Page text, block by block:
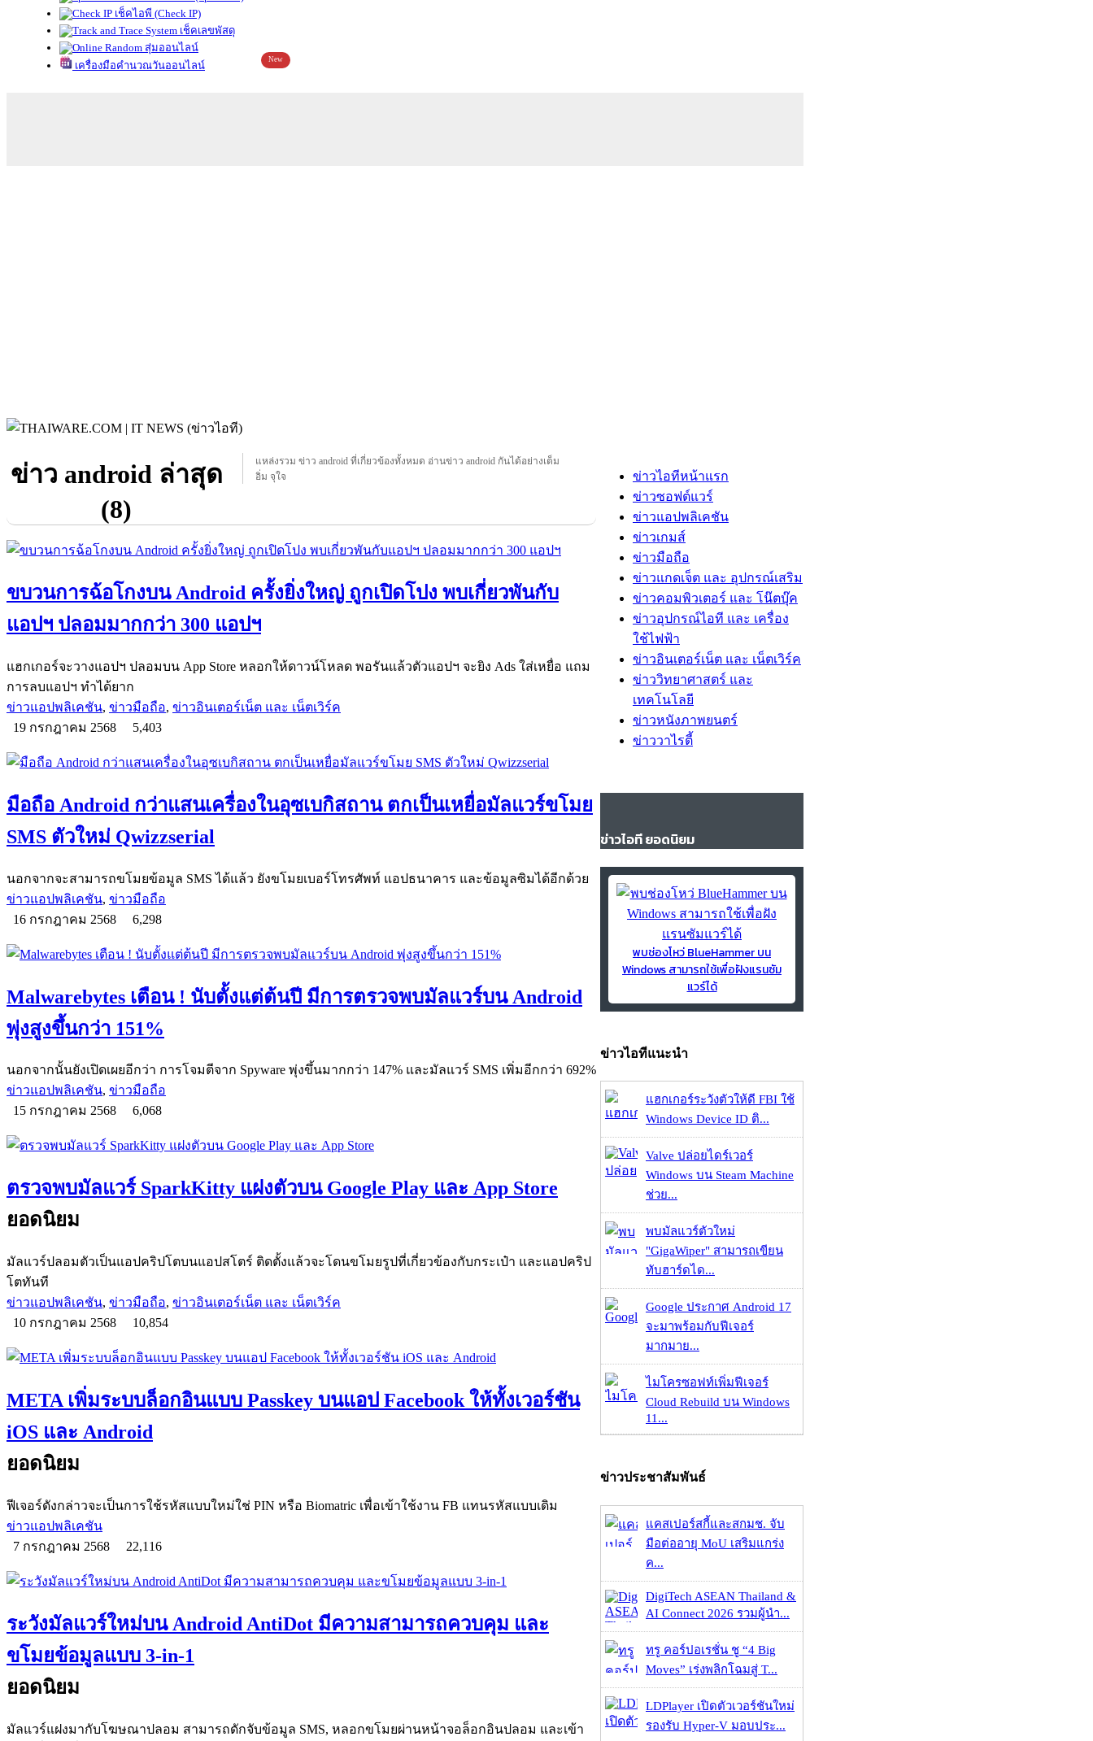
เช็คไอพี (Check IP)
เช็คเลขพัสดุ
สุ่มออนไลน์
เครื่องมือคำนวณวันออนไลน์
New
ข่าว android ล่าสุด
(8)
แหล่งรวม ข่าว android ที่เกี่ยวข้องทั้งหมด อ่านข่าว android กันได้อย่างเต็ม
อิ่ม จุใจ
ขบวนการฉ้อโกงบน Android ครั้งยิ่งใหญ่ ถูกเปิดโปง พบเกี่ยวพันกับ
แอปฯ ปลอมมากกว่า 300 แอปฯ
แฮกเกอร์จะวางแอปฯ ปลอมบน App Store หลอกให้ดาวน์โหลด พอรันแล้วตัวแอปฯ จะยิง Ads ใส่เหยื่อ แถม
การลบแอปฯ ทำได้ยาก
ข่าวแอปพลิเคชัน, ข่าวมือถือ, ข่าวอินเตอร์เน็ต และ เน็ตเวิร์ค
19 กรกฎาคม 2568
5,403
มือถือ Android กว่าแสนเครื่องในอุซเบกิสถาน ตกเป็นเหยื่อมัลแวร์ขโมย
SMS ตัวใหม่ Qwizzserial
นอกจากจะสามารถขโมยข้อมูล SMS ได้แล้ว ยังขโมยเบอร์โทรศัพท์ แอปธนาคาร และข้อมูลซิมได้อีกด้วย
ข่าวแอปพลิเคชัน, ข่าวมือถือ
16 กรกฎาคม 2568
6,298
Malwarebytes เตือน ! นับตั้งแต่ต้นปี มีการตรวจพบมัลแวร์บน Android
พุ่งสูงขึ้นกว่า 151%
นอกจากนั้นยังเปิดเผยอีกว่า การโจมตีจาก Spyware พุ่งขึ้นมากกว่า 147% และมัลแวร์ SMS เพิ่มอีกกว่า 692%
ข่าวแอปพลิเคชัน, ข่าวมือถือ
15 กรกฎาคม 2568
6,068
ตรวจพบมัลแวร์ SparkKitty แฝงตัวบน Google Play และ App Store
ยอดนิยม
มัลแวร์ปลอมตัวเป็นแอปคริปโตบนแอปสโตร์ ติดตั้งแล้วจะโดนขโมยรูปที่เกี่ยวข้องกับกระเป๋า และแอปคริป
โตทันที
ข่าวแอปพลิเคชัน, ข่าวมือถือ, ข่าวอินเตอร์เน็ต และ เน็ตเวิร์ค
10 กรกฎาคม 2568
10,854
META เพิ่มระบบล็อกอินแบบ Passkey บนแอป Facebook ให้ทั้งเวอร์ชัน
iOS และ Android
ยอดนิยม
ฟีเจอร์ดังกล่าวจะเป็นการใช้รหัสแบบใหม่ใช่ PIN หรือ Biomatric เพื่อเข้าใช้งาน FB แทนรหัสแบบเดิม
ข่าวแอปพลิเคชัน
7 กรกฎาคม 2568
22,116
ระวังมัลแวร์ใหม่บน Android AntiDot มีความสามารถควบคุม และ
ขโมยข้อมูลแบบ 3-in-1
ยอดนิยม
มัลแวร์แฝงมากับโฆษณาปลอม สามารถดักจับข้อมูล SMS, หลอกขโมยผ่านหน้าจอล็อกอินปลอม และเข้า
ข่าวไอทีหน้าแรก
ข่าวซอฟต์แวร์
ข่าวแอปพลิเคชัน
ข่าวเกมส์
ข่าวมือถือ
ข่าวแกดเจ็ต และ อุปกรณ์เสริม
ข่าวคอมพิวเตอร์ และ โน๊ตบุ๊ค
ข่าวอุปกรณ์ไอที และ เครื่อง
ใช้ไฟฟ้า
ข่าวอินเตอร์เน็ต และ เน็ตเวิร์ค
ข่าววิทยาศาสตร์ และ
เทคโนโลยี
ข่าวหนังภาพยนตร์
ข่าววาไรตี้
ข่าวไอที ยอดนิยม
พบช่องโหว่ BlueHammer บน
Windows สามารถใช้เพื่อฝังแรนซัม
แวร์ได้
ข่าวไอทีแนะนำ
แฮกเกอร์ระวังตัวให้ดี FBI ใช้
Windows Device ID ติ...
Valve ปล่อยไดร์เวอร์
Windows บน Steam Machine
ช่วย...
พบมัลแวร์ตัวใหม่
"GigaWiper" สามารถเขียน
ทับฮาร์ดได...
Google ประกาศ Android 17
จะมาพร้อมกับฟีเจอร์
มากมาย...
ไมโครซอฟท์เพิ่มฟีเจอร์
Cloud Rebuild บน Windows
11...
ข่าวประชาสัมพันธ์
แคสเปอร์สกี้และสกมช. จับ
มือต่ออายุ MoU เสริมแกร่ง
ค...
DigiTech ASEAN Thailand &
AI Connect 2026 รวมผู้นำ...
ทรู คอร์ปอเรชั่น ชู “4 Big
Moves” เร่งพลิกโฉมสู่ T...
LDPlayer เปิดตัวเวอร์ชันใหม่
รองรับ Hyper-V มอบประ...